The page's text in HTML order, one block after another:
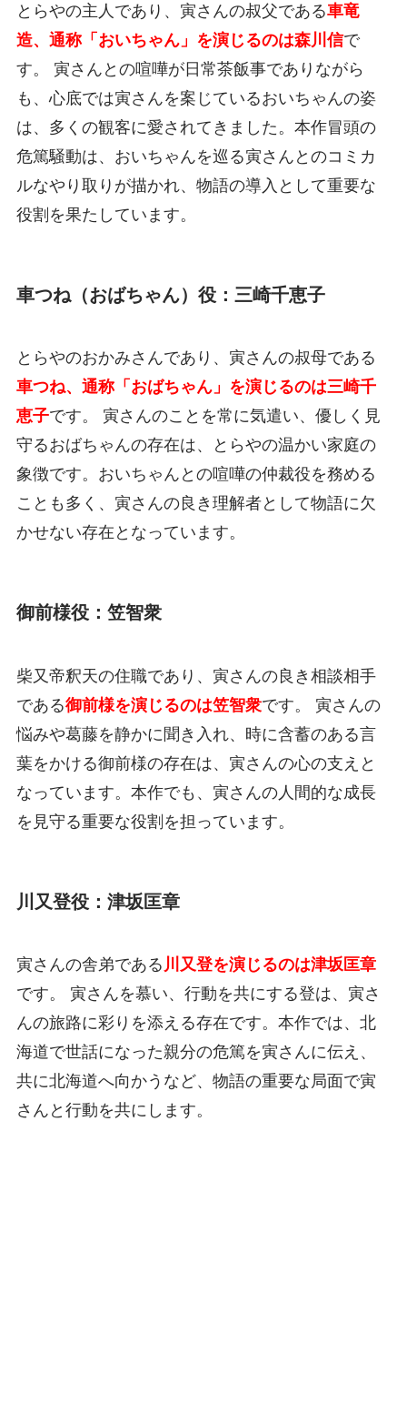
とらやの主人であり、寅さんの叔父である車竜
造、通称「おいちゃん」を演じるのは森川信で
す。 寅さんとの喧嘩が日常茶飯事でありながら
も、心底では寅さんを案じているおいちゃんの姿
は、多くの観客に愛されてきました。本作冒頭の
危篤騒動は、おいちゃんを巡る寅さんとのコミカ
ルなやり取りが描かれ、物語の導入として重要な
役割を果たしています。
車つね（おばちゃん）役：三崎千恵子
とらやのおかみさんであり、寅さんの叔母である
車つね、通称「おばちゃん」を演じるのは三崎千
恵子です。 寅さんのことを常に気遣い、優しく見
守るおばちゃんの存在は、とらやの温かい家庭の
象徴です。おいちゃんとの喧嘩の仲裁役を務める
ことも多く、寅さんの良き理解者として物語に欠
かせない存在となっています。
御前様役：笠智衆
柴又帝釈天の住職であり、寅さんの良き相談相手
である御前様を演じるのは笠智衆です。 寅さんの
悩みや葛藤を静かに聞き入れ、時に含蓄のある言
葉をかける御前様の存在は、寅さんの心の支えと
なっています。本作でも、寅さんの人間的な成長
を見守る重要な役割を担っています。
川又登役：津坂匡章
寅さんの舎弟である 川又登を演じるのは津坂匡章
です。 寅さんを慕い、行動を共にする登は、寅さ
んの旅路に彩りを添える存在です。本作では、北
海道で世話になった親分の危篤を寅さんに伝え、
共に北海道へ向かうなど、物語の重要な局面で寅
さんと行動を共にします。